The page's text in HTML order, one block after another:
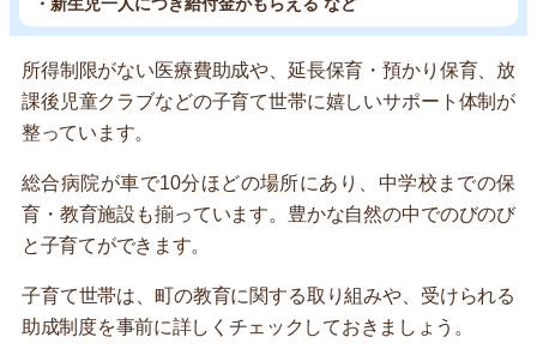
所得制限がない医療費助成や、延長保育・預かり保育、放
課後児童クラブなどの子育て世帯に嬉しいサポート体制が
整っています。
総合病院が車で10分ほどの場所にあり、中学校までの保
育・教育施設も揃っています。豊かな自然の中でのびのび
と子育てができます。
子育て世帯は、町の教育に関する取り組みや、受けられる
助成制度を事前に詳しくチェックしておきましょう。